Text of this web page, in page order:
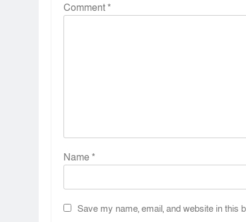
Comment*
Name*
Save my name, email, and website in this